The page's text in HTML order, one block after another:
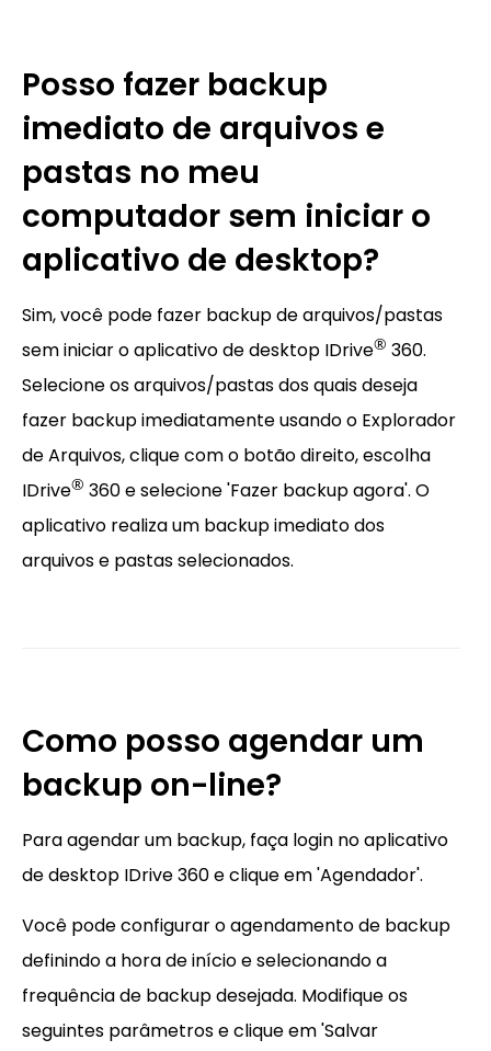
Posso fazer backup
imediato de arquivos e
pastas no meu
computador sem iniciar o
aplicativo de desktop?
Sim, você pode fazer backup de arquivos/pastas
sem iniciar o aplicativo de desktop IDrive® 360.
Selecione os arquivos/pastas dos quais deseja
fazer backup imediatamente usando o Explorador
de Arquivos, clique com o botão direito, escolha
IDrive® 360 e selecione 'Fazer backup agora'. O
aplicativo realiza um backup imediato dos
arquivos e pastas selecionados.
Como posso agendar um
backup on-line?
Para agendar um backup, faça login no aplicativo
de desktop IDrive 360 e clique em 'Agendador'.
Você pode configurar o agendamento de backup
definindo a hora de início e selecionando a
frequência de backup desejada. Modifique os
seguintes parâmetros e clique em 'Salvar